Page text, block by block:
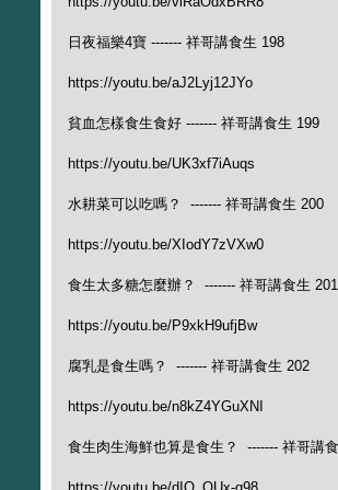
日夜福樂4寶 ------- 祥哥講食生 198
https://youtu.be/aJ2Lyj12JYo
貧血怎樣食生食好 ------- 祥哥講食生 199
https://youtu.be/UK3xf7iAuqs
水耕菜可以吃嗎？ ------- 祥哥講食生 200
https://youtu.be/XIodY7zVXw0
食生太多糖怎麼辦？ ------- 祥哥講食生 201
https://youtu.be/P9xkH9ufjBw
腐乳是食生嗎？ ------- 祥哥講食生 202
https://youtu.be/n8kZ4YGuXNI
食生肉生海鮮也算是食生？ ------- 祥哥講